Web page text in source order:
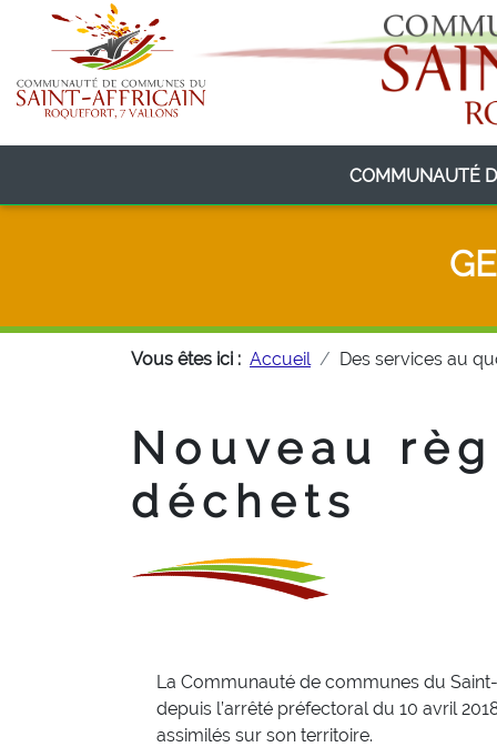
COMMUNAUTÉ
Vous êtes ici : Accueil Des services au
Nouveau
déchets
La Communauté de communes du
depuis l’arrêté préfectoral du 10 avril
assimilés sur son territoire.